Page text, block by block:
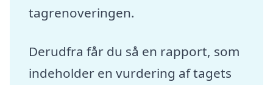
tagrenoveringen.
Derudfra får du så en rapport, som
indeholder en vurdering af tagets